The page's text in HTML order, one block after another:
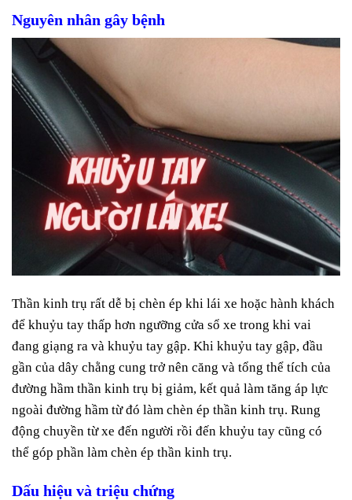
Nguyên nhân gây bệnh
Thần kinh trụ rất dễ bị chèn ép khi lái xe hoặc hành khách
để khuỷu tay thấp hơn ngưỡng cửa sổ xe trong khi vai
đang giạng ra và khuỷu tay gập. Khi khuỷu tay gập, đầu
gần của dây chằng cung trở nên căng và tổng thể tích của
đường hầm thần kinh trụ bị giảm, kết quả làm tăng áp lực
ngoài đường hầm từ đó làm chèn ép thần kinh trụ. Rung
động chuyền từ xe đến người rồi đến khuỷu tay cũng có
thể góp phần làm chèn ép thần kinh trụ.
Dấu hiệu và triệu chứng